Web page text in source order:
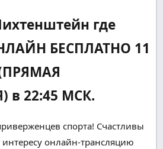
где
БЕСПЛАТНО 11
в 22:45 МСК.
спорта! Счастливы
интересу онлайн-трансляцию